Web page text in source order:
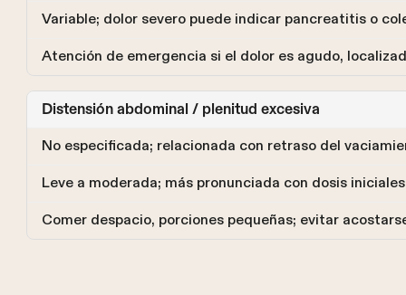
Variable; dolor severo puede indicar pancreatitis o
Atención de emergencia si el dolor es agudo,
Distensión abdominal / plenitud excesiva
No especificada; relacionada con retraso del
Leve a moderada; más pronunciada con dosis iniciales
Comer despacio, porciones pequeñas; evitar